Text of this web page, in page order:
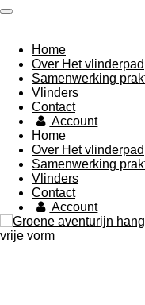
Ga
naar
de
hoofdinhoud
Home
Over Het vlinderpad
Samenwerking
Vlinders
Contact
Account
Home
Over Het vlinderpad
Samenwerking
Vlinders
Contact
Account